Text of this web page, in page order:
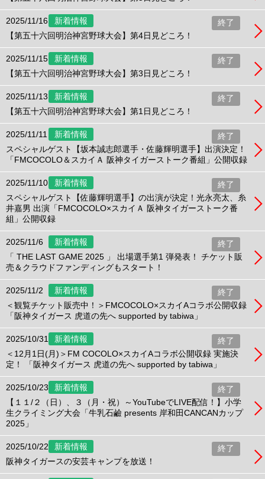
2025/11/16 新着情報
終了
【第五十六回明治神宮野球大会】第4日見どころ！
2025/11/15 新着情報
終了
【第五十六回明治神宮野球大会】第3日見どころ！
2025/11/13 新着情報
終了
【第五十六回明治神宮野球大会】第1日見どころ！
2025/11/11 新着情報
終了
スペシャルゲスト【坂本誠志郎選手・佐藤輝明選手】出演決定！
「FMCOCOLO＆スカイＡ 阪神タイガーストーク番組」公開収録
2025/11/10 新着情報
終了
スペシャルゲスト【佐藤輝明選手】の出演が決定！光永亮太、糸
井嘉男 出演「FMCOCOLO×スカイＡ 阪神タイガーストーク番
組」公開収録
2025/11/6 新着情報
終了
「 THE LAST GAME 2025 」 出場選手第1 弾発表！ チケット販
売＆クラウドファンディングもスタート！
2025/11/2 新着情報
終了
＜観覧チケット販売中！＞FMCOCOLO×スカイAコラボ公開収録
「阪神タイガース 虎道の先へ supported by tabiwa」
2025/10/31 新着情報
終了
＜12月1日(月)＞FM COCOLO×スカイAコラボ公開収録 実施決
定！ 「阪神タイガース 虎道の先へ supported by tabiwa」
2025/10/23 新着情報
終了
【１１/２（日）、３（月・祝）～YouTubeでLIVE配信！】小学
生クライミング大会「牛乳石鹼 presents 岸和田CANCANカップ
2025」
2025/10/22 新着情報
終了
阪神タイガースの安芸キャンプを放送！